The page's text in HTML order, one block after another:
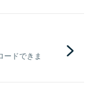
ードできま